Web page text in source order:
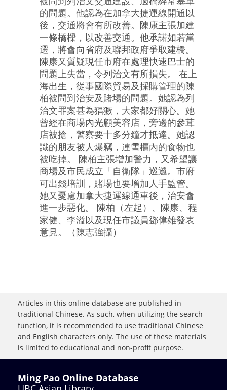
的問題。他認為在加拿大捷運線開通以
後，交通將會有所改善。陳康主張加建
一條橋樑，以改善交通。他承諾如若當
選，將會向省府及聯邦政府爭取建橋。
陳康又質疑現任市府在處理快速巴士的
問題上失當，令列治文有所損失。 在上
海出生，從事國際貿易及採購管理的陳
柏被問到治安及賭場的問題。她認為列
治文罪案甚為猖獗，大家都好關心。她
曾經在商場內光顧美容店，旁邊的參茸
店被搶，警察要十多分鐘才抵達。她認
識的朋友被人爆竊，連雪櫃內的食物也
被吃掉。 陳柏主張增加警力，又希望讓
商場及市民成立「自衛隊」巡邏。市府
可出錢培訓，賭場也要增加人手監管。
她又憂慮加拿大捷運線通車後，治安會
進一步惡化。 陳柏（左起）、陳康、程
家健、李溢以及現任市議員鄧偉雄發表
意見。（陳志強攝）
Articles in this online database are published in
traditional Chinese. As such, when utilizing the search
function, it is recommended to use traditional Chinese
and English characters only. The use of these materials
is limited to educational and non-profit purpose.
Ming Pao Online Database